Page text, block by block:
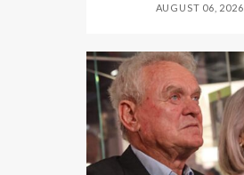
AUGUST 06, 2026